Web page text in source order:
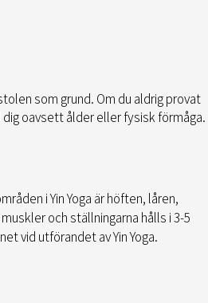
som grund. Om du aldrig provat
oavsett ålder eller fysisk förmåga.
i Yin Yoga är höften, låren,
och ställningarna hålls i 3-5
vid utförandet av Yin Yoga.